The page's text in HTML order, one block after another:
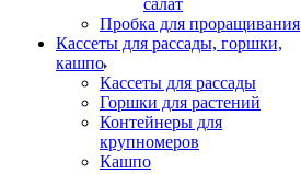
салат
Пробка для проращивания
Кассеты для рассады, горшки,
кашпо
Кассеты для рассады
Горшки для растений
Контейнеры для
крупномеров
Кашпо